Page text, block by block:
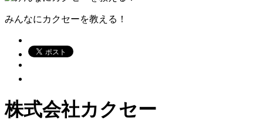
みんなにカクセーを教える！
株式会社カクセー